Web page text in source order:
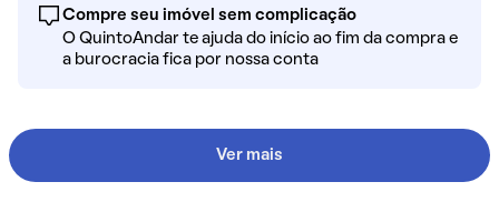
Compre seu imóvel sem complicação
O QuintoAndar te ajuda do início ao fim da compra e
a burocracia fica por nossa conta
Ver mais